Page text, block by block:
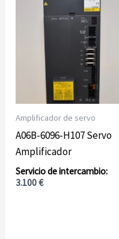
Amplificador de servo
A06B-6096-H107 Servo
Amplificador
3.100€